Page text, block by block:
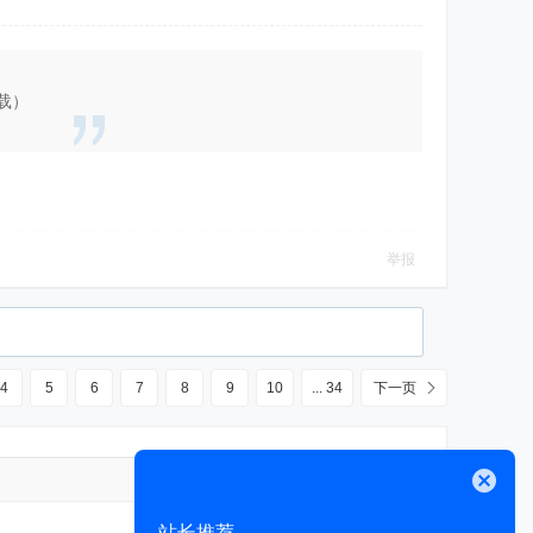
举报
4 5 6 7 8 9 10 ... 34 下一页